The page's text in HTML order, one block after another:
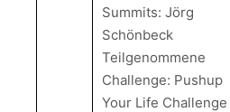
Summits: Jörg
Schönbeck
Teilgenommene
Challenge: Pushup
Your Life Challenge